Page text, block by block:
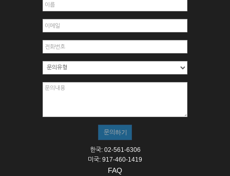
한국: 02-561-6306
미국: 917-460-1419
FAQ